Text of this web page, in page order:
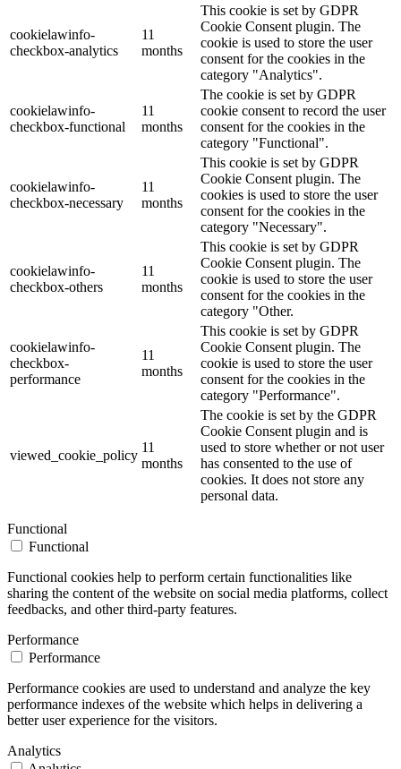
cookielawinfo-
checkbox-analytics
11
months
This cookie is set by GDPR
Cookie Consent plugin. The
cookie is used to store the user
consent for the cookies in the
category "Analytics".
cookielawinfo-
checkbox-functional
11
months
The cookie is set by GDPR
cookie consent to record the user
consent for the cookies in the
category "Functional".
cookielawinfo-
checkbox-necessary
11
months
This cookie is set by GDPR
Cookie Consent plugin. The
cookies is used to store the user
consent for the cookies in the
category "Necessary".
cookielawinfo-
checkbox-others
11
months
This cookie is set by GDPR
Cookie Consent plugin. The
cookie is used to store the user
consent for the cookies in the
category "Other.
cookielawinfo-
checkbox-
performance
11
months
This cookie is set by GDPR
Cookie Consent plugin. The
cookie is used to store the user
consent for the cookies in the
category "Performance".
viewed_cookie_policy
11
months
The cookie is set by the GDPR
Cookie Consent plugin and is
used to store whether or not user
has consented to the use of
cookies. It does not store any
personal data.
Functional
Functional
Functional cookies help to perform certain functionalities like
sharing the content of the website on social media platforms, collect
feedbacks, and other third-party features.
Performance
Performance
Performance cookies are used to understand and analyze the key
performance indexes of the website which helps in delivering a
better user experience for the visitors.
Analytics